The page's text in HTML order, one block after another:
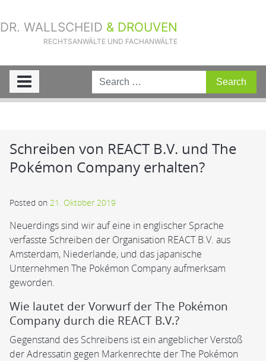
DR. WALLSCHEID & DROUVEN
RECHTSANWÄLTE UND FACHANWÄLTE
Sie sind hier: Aktuelle Fälle»
Schreiben von REACT B.V. und The
Pokémon Company erhalten?
Schreiben von REACT B.V. und The
Pokémon Company erhalten?
Posted on 21. Oktober 2019
Neuerdings sind wir auf eine in englischer Sprache
verfasste Schreiben der Organisation REACT B.V. aus
Amsterdam, Niederlande, und das japanische
Unternehmen The Pokémon Company aufmerksam
geworden.
Wie lautet der Vorwurf der The Pokémon
Company durch die REACT B.V.?
Gegenstand des Schreibens ist ein angeblicher Verstoß
der Adressatin gegen Markenrechte der The Pokémon